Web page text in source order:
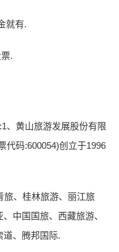
就有.
.
、黄山旅游发展股份有限
代码:600054)创立于1996
旅、桂林旅游、丽江旅
中国国旅、西藏旅游、
道、腾邦国际.